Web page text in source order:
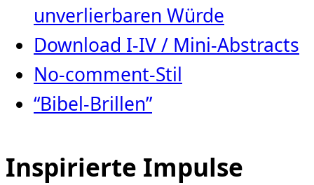
unverlierbaren Würde
Download I-IV / Mini-Abstracts
No-comment-Stil
“Bibel-Brillen”
Inspirierte Impulse